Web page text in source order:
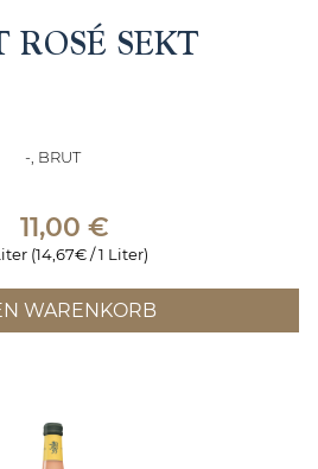
ROSÉ SEKT
-, BRUT
11,00 €
(14,67€ / 1 Liter)
WARENKORB